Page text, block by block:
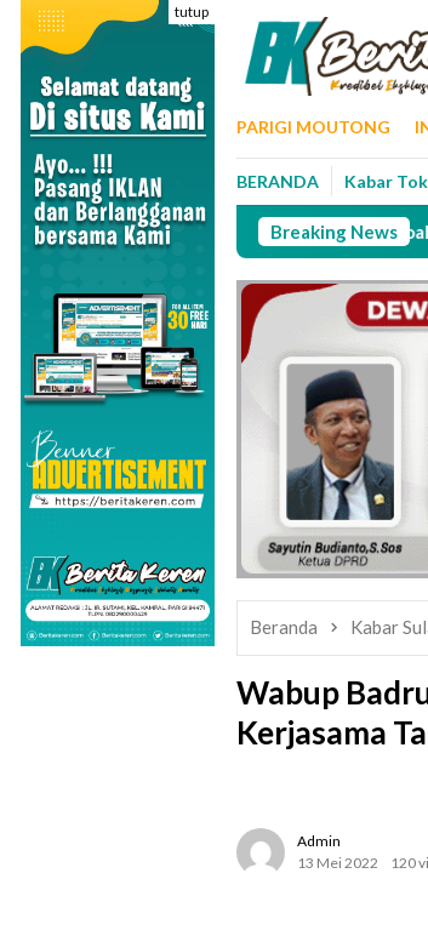
ke
konten
tutup
PARIGI MOUTONG
BERANDA Kabar
Breaking News
Kritik Kebijakan Pemerintah Soal Ambil Ijazah
Beranda Kabar
Wabup
Kerjasama
Admin
13 Mei 2022
120